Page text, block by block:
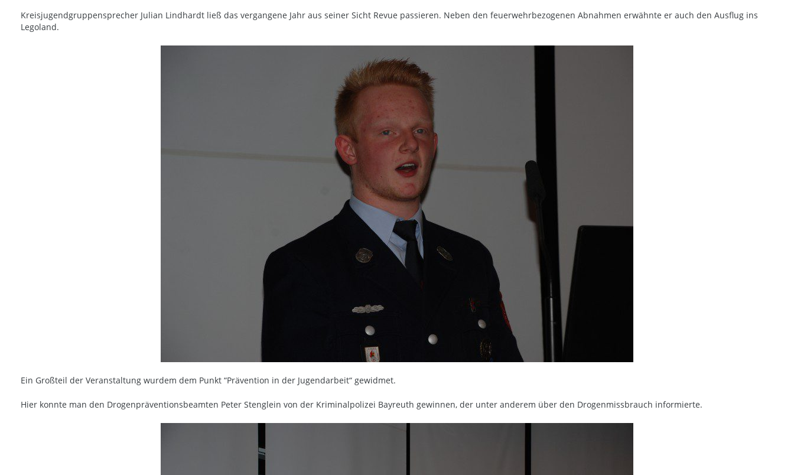
Kreisjugendgruppensprecher Julian Lindhardt ließ das vergangene Jahr aus seiner Sicht Revue passieren. Neben den feuerwehrbezogenen Abnahmen erwähnte er auch den Ausflug ins
Legoland.
Ein Großteil der Veranstaltung wurdem dem Punkt “Prävention in der Jugendarbeit“ gewidmet.
Hier konnte man den Drogenpräventionsbeamten Peter Stenglein von der Kriminalpolizei Bayreuth gewinnen, der unter anderem über den Drogenmissbrauch informierte.